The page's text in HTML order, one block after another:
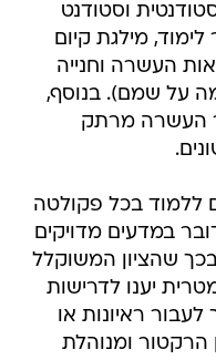
וסטודנט
מילגת קיום
העשרה וחנייה
על שמם). בנוסף,
העשרה מרתק
בכל פקולטה
במדעים מדויקים
שהציון המשוקלל
יענו לדרישות
ראיונות או
הרקטור ומנוהלת